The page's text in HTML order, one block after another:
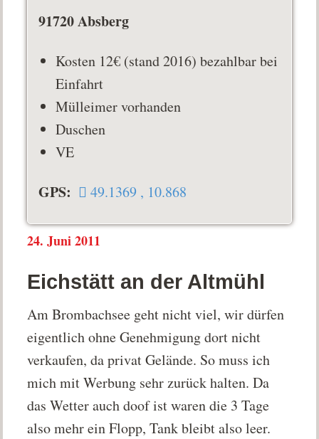
91720 Absberg
Kosten 12€ (stand 2016) bezahlbar bei
Einfahrt
Mülleimer vorhanden
Duschen
VE
GPS: 49.1369 , 10.868
24. Juni 2011
Eichstätt an der Altmühl
Am Brombachsee geht nicht viel, wir dürfen
eigentlich ohne Genehmigung dort nicht
verkaufen, da privat Gelände. So muss ich
mich mit Werbung sehr zurück halten. Da
das Wetter auch doof ist waren die 3 Tage
also mehr ein Flopp, Tank bleibt also leer.